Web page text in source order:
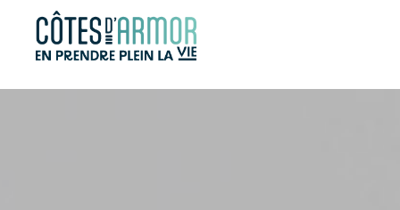
Panneau de gestion des cookies